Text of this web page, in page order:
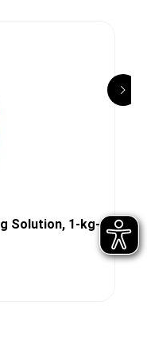
Solution, 1-kg-